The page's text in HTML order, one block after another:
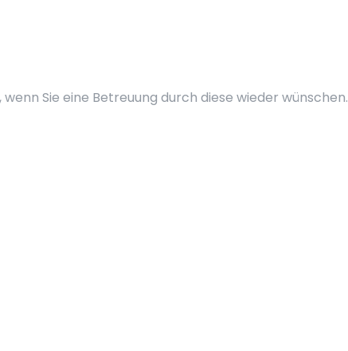
Sie eine Betreuung durch diese wieder wünschen.